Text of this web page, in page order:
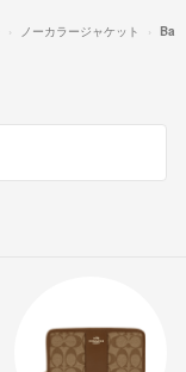
ノーカラージャケット
Ba